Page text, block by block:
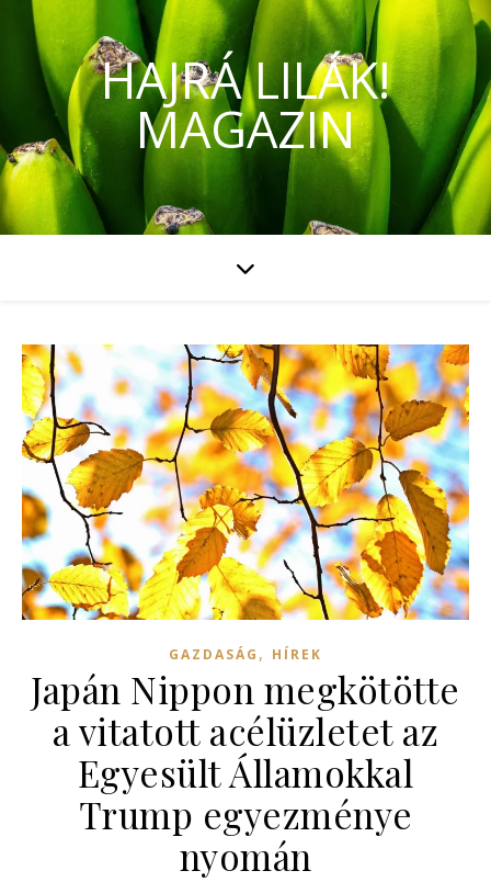
HAJRÁ LILÁK!
MAGAZIN
GAZDASÁG , HÍREK
Japán Nippon megkötötte
a vitatott acélüzletet az
Egyesült Államokkal
Trump egyezménye
nyomán